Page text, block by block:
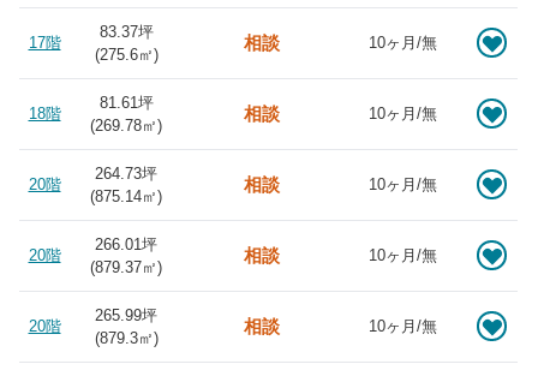
17階
83.37坪
(275.6㎡)
相談 10ヶ月/無
18階
81.61坪
(269.78㎡)
相談 10ヶ月/無
20階
264.73坪
(875.14㎡)
相談 10ヶ月/無
20階
266.01坪
(879.37㎡)
相談 10ヶ月/無
20階
265.99坪
(879.3㎡)
相談 10ヶ月/無